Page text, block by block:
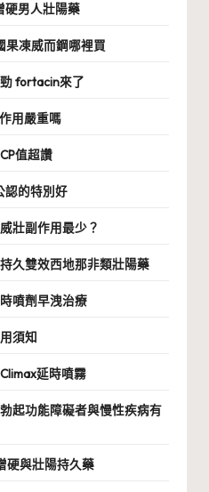
硬男人壯陽藥
果凍威而鋼哪裡買
fortacin來了
用嚴重嗎
值超讚
認的特別好
壯副作用最少？
久雙效西地那非類壯陽藥
噴劑早洩治療
須知
延時噴霧
起功能障礙者與慢性疾病有
硬與壯陽持久藥